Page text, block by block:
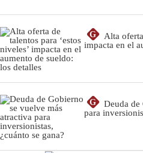
G
Alta
impacta en el
G
Deuda de
para